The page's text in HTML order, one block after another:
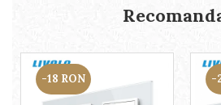
-18 RON -